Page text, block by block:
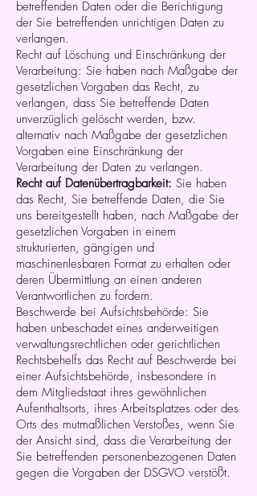
betreffenden Daten oder die Berichtigung
der Sie betreffenden unrichtigen Daten zu
verlangen.
Recht auf Löschung und Einschränkung der
Verarbeitung: Sie haben nach Maßgabe der
gesetzlichen Vorgaben das Recht, zu
verlangen, dass Sie betreffende Daten
unverzüglich gelöscht werden, bzw.
alternativ nach Maßgabe der gesetzlichen
Vorgaben eine Einschränkung der
Verarbeitung der Daten zu verlangen.
Recht auf Datenübertragbarkeit: Sie haben
das Recht, Sie betreffende Daten, die Sie
uns bereitgestellt haben, nach Maßgabe der
gesetzlichen Vorgaben in einem
strukturierten, gängigen und
maschinenlesbaren Format zu erhalten oder
deren Übermittlung an einen anderen
Verantwortlichen zu fordern.
Beschwerde bei Aufsichtsbehörde: Sie
haben unbeschadet eines anderweitigen
verwaltungsrechtlichen oder gerichtlichen
Rechtsbehelfs das Recht auf Beschwerde bei
einer Aufsichtsbehörde, insbesondere in
dem Mitgliedstaat ihres gewöhnlichen
Aufenthaltsorts, ihres Arbeitsplatzes oder des
Orts des mutmaßlichen Verstoßes, wenn Sie
der Ansicht sind, dass die Verarbeitung der
Sie betreffenden personenbezogenen Daten
gegen die Vorgaben der DSGVO verstößt.